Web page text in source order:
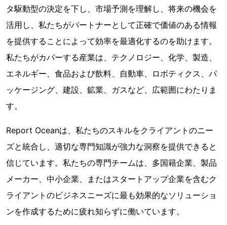
タ駆動型の決定を下し、市場予測を理解し、将来の機会を
活用し、私たちがパートナーとして正確で価値のある情報
を提供することによって効率を最適化するのを助けます。
私たちがカバーする産業は、テクノロジー、化学、製造、
エネルギー、食品および飲料、自動車、ロボティクス、パ
ッケージング、建設、鉱業、ガスなど、広範囲にわたりま
す。
Report Oceanは、私たちのスキルをクライアントのニー
ズと統合し、適切な専門知識が強力な洞察を提供できると
信じています。私たちの専門チームは、多国籍企業、製品
メーカー、中小企業、またはスタートアップ企業を含むク
ライアントのビジネスニーズに最も効果的なソリューショ
ンを作成するために疲れ知らずに働いています。